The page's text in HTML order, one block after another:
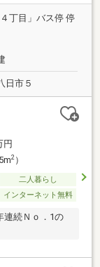
丁目」バス停 停
日市５
円
2）
二人暮らし
インターネット無料
連続Ｎｏ．1の